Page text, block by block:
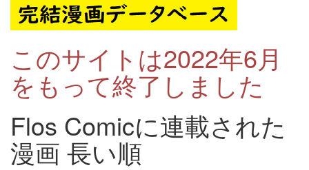
このサイトは2022年6月
をもって終了しました
Flos Comicに連載された
漫画 長い順